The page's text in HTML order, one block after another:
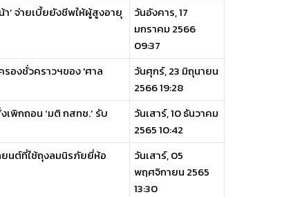
’ จ่ายเบี้ยยังชีพให้ผู้สูงอายุ
วันอังคาร, 17
มกราคม 2566
09:37
องชั่วคราวฯของ 'ศาล
วันศุกร์, 23 มิถุนายน
2566 19:28
พิกถอน ‘มติ กสทช.’ รับ
วันเสาร์, 10 ธันวาคม
2565 10:42
ยนต์ที่ใช้ถุงลมนิรภัยยี่ห้อ
วันเสาร์, 05
พฤศจิกายน 2565
13:30